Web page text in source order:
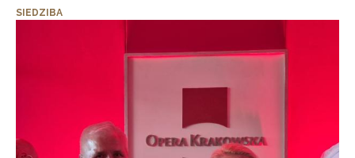
SIEDZIBA